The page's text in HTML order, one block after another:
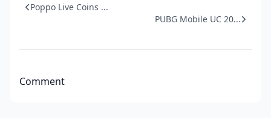
Poppo Live Coins ...
PUBG Mobile UC 20...
Comment